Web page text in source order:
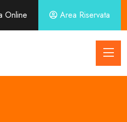
Online Area Riservata